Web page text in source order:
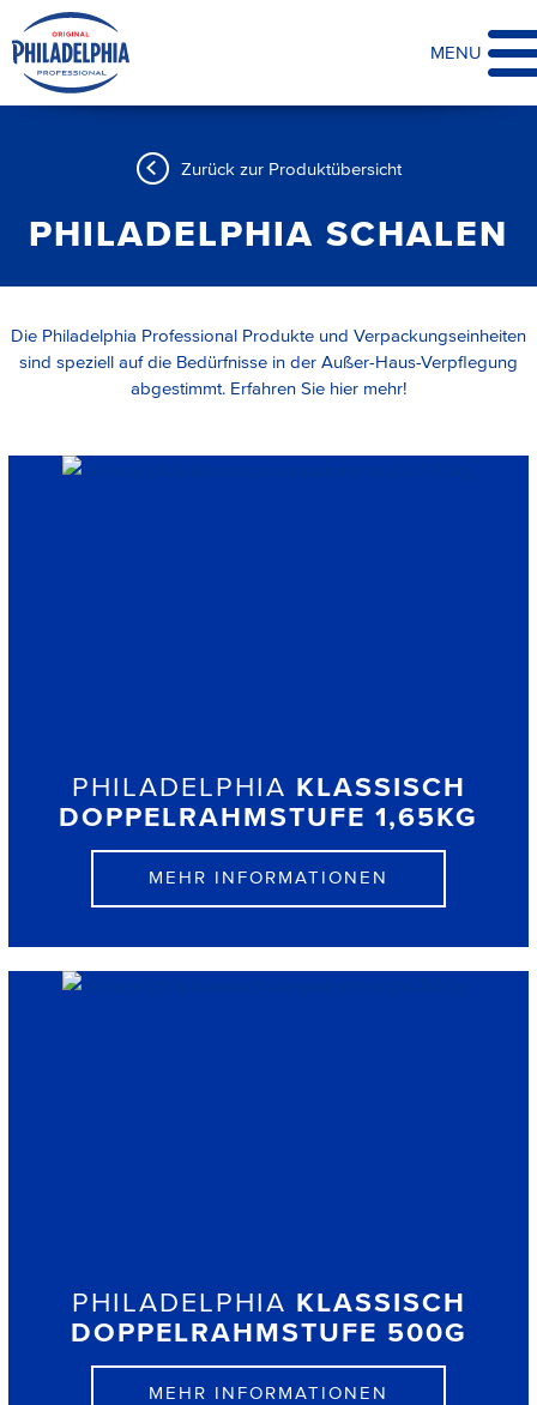
MENU
Zurück zur Produktübersicht
PHILADELPHIA SCHALEN
Die Philadelphia Professional Produkte und Verpackungseinheiten
sind speziell auf die Bedürfnisse in der Außer-Haus-Verpflegung
abgestimmt. Erfahren Sie hier mehr!
PHILADELPHIA KLASSISCH
DOPPELRAHMSTUFE 1,65KG
MEHR INFORMATIONEN
PHILADELPHIA KLASSISCH
DOPPELRAHMSTUFE 500G
MEHR INFORMATIONEN